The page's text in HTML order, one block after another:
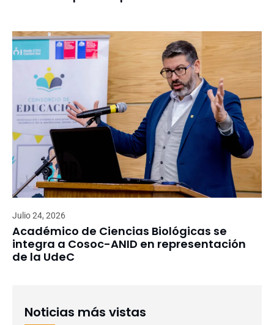
Julio 24, 2026
Académico de Ciencias Biológicas se
integra a Cosoc-ANID en representación
de la UdeC
Noticias más vistas